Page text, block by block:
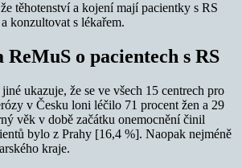
těhotenství a kojení mají pacientky s RS
konzultovat s lékařem.
o pacientech s RS
ukazuje, že se ve všech 15 centrech pro
v Česku loni léčilo 71 procent žen a 29
věk v době začátku onemocnění činil
bylo z Prahy [16,4 %]. Naopak nejméně
kraje.